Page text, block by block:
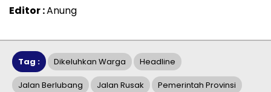
Editor :Anung
Tag : Dikeluhkan Warga Headline
Jalan Berlubang Jalan Rusak Pemerintah Provinsi